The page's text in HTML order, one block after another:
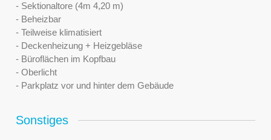
- Sektionaltore (4m 4,20 m)
- Beheizbar
- Teilweise klimatisiert
- Deckenheizung + Heizgebläse
- Büroflächen im Kopfbau
- Oberlicht
- Parkplatz vor und hinter dem Gebäude
Sonstiges